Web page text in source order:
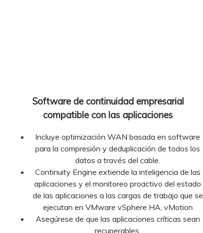
Software de continuidad empresarial
compatible con las aplicaciones
Incluye optimización WAN basada en software
para la compresión y deduplicación de todos los
datos a través del cable.
Continuity Engine extiende la inteligencia de las
aplicaciones y el monitoreo proactivo del estado
de las aplicaciones a las cargas de trabajo que se
ejecutan en VMware vSphere HA, vMotion
Asegúrese de que las aplicaciones críticas sean
recuperables.